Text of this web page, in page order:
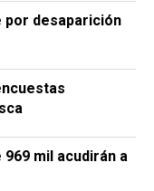
por desaparición
mil acudirán a